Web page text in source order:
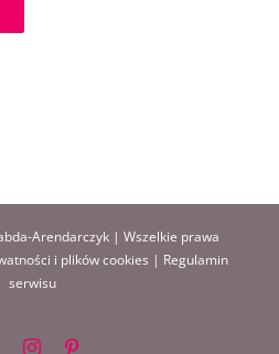
Arendarczyk | Wszelkie prawa
i plików cookies | Regulamin
serwisu
FacebookInstagram